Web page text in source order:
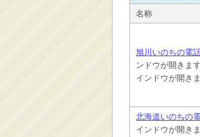
名称
旭川いのちの電
ンドウが開きま
インドウが開きま
北海道いのちの
インドウが開きま